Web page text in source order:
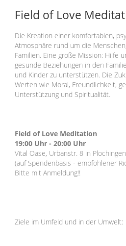
Field of Love
Die Kreation einer komfortablen,
Atmosphäre rund um die
Familien. Eine große Mission: Hilfe
gesunde Beziehungen in den
und Kinder zu unterstützen. Die
Werten wie Moral, Freundlichkeit,
Unterstützung und Spiritualität.
Field of Love Meditation
19:00 Uhr - 20:00 Uhr
Vital Oase, Urbanstr. 8 in Plochingen
(auf Spendenbasis - empfohlener
Bitte mit Anmeldung!!
Ziele im Umfeld und in der Umwelt: